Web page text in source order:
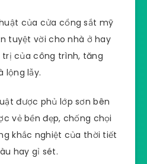
của cửa cổng sắt mỹ
tuyệt vời cho nhà ở hay
của công trình, tăng
lộng lẫy.
được phủ lớp sơn bên
vẻ bền đẹp, chống chọi
khắc nghiệt của thời tiết
hay gỉ sét.